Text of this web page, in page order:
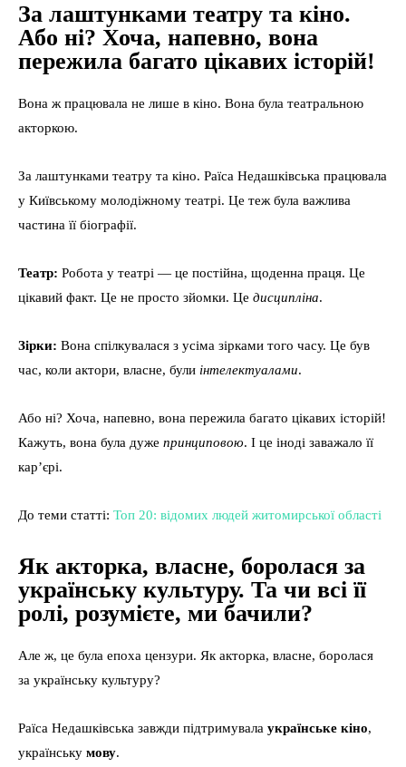
За лаштунками театру та кіно.
Або ні? Хоча, напевно, вона
пережила багато цікавих історій!
Вона ж працювала не лише в кіно. Вона була театральною
акторкою.
За лаштунками театру та кіно. Раїса Недашківська працювала
у Київському молодіжному театрі. Це теж була важлива
частина її біографії.
Театр: Робота у театрі — це постійна, щоденна праця. Це
цікавий факт. Це не просто зйомки. Це дисципліна.
Зірки: Вона спілкувалася з усіма зірками того часу. Це був
час, коли актори, власне, були інтелектуалами.
Або ні? Хоча, напевно, вона пережила багато цікавих історій!
Кажуть, вона була дуже принциповою. І це іноді заважало її
кар’єрі.
До теми статті: Топ 20: відомих людей житомирської області
Як акторка, власне, боролася за
українську культуру. Та чи всі її
ролі, розумієте, ми бачили?
Але ж, це була епоха цензури. Як акторка, власне, боролася
за українську культуру?
Раїса Недашківська завжди підтримувала українське кіно,
українську мову.